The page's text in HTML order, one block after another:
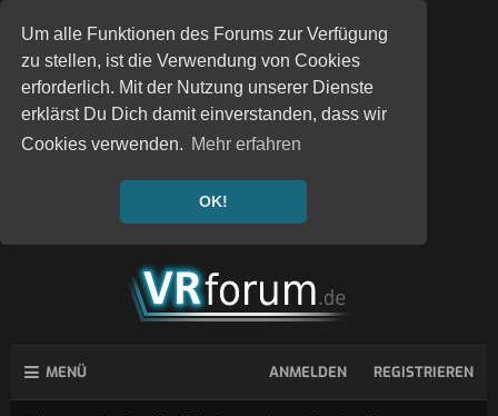
Um alle Funktionen des Forums zur Verfügung
zu stellen, ist die Verwendung von Cookies
erforderlich. Mit der Nutzung unserer Dienste
erklärst Du Dich damit einverstanden, dass wir
Cookies verwenden. Mehr erfahren
OK!
MENÜ ANMELDEN REGISTRIEREN